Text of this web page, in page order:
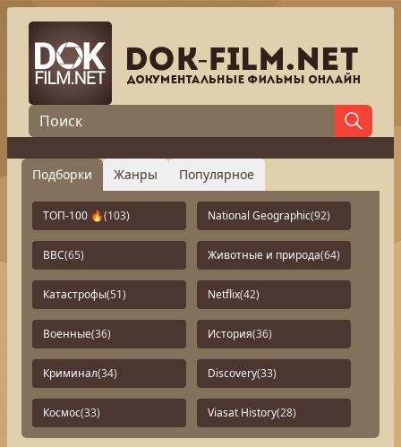
Подборки Жанры Популярное
ТОП-100 🔥(103) National Geographic(92)
BBC(65) Животные и природа(64)
Катастрофы(51) Netflix(42)
Военные(36) История(36)
Криминал(34) Discovery(33)
Космос(33) Viasat History(28)